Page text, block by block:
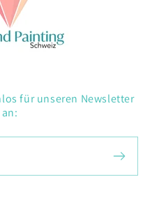
für unseren Newsletter
an: